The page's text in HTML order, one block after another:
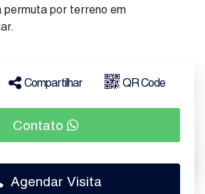
permuta por terreno em
Compartilhar QR Code
Contato
Agendar Visita